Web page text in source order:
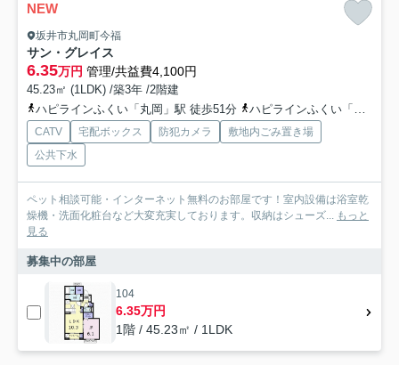
NEW
坂井市丸岡町今福
サン・グレイス
6.35万円 管理/共益費4,100円
45.23㎡ (1LDK) /築3年 /2階建
ハピラインふくい「丸岡」駅 徒歩51分
ハピラインふくい「春江」駅 徒歩53分
CATV 宅配ボックス 防犯カメラ
敷地内ごみ置き場
公共下水
ペット相談可能・インターネット無料のお部屋です！室内設備は浴室乾
燥機・洗面化粧台など大変充実しております。収納はシューズ... もっと
見る
募集中の部屋
104
6.35万円
1階 / 45.23㎡ / 1LDK